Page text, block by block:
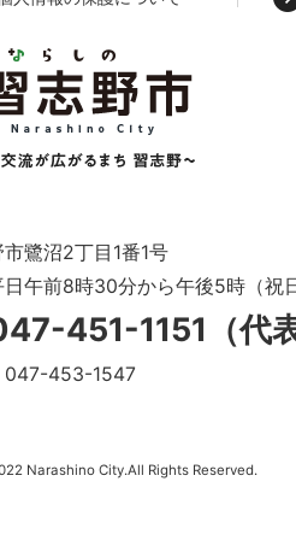
鷺沼2丁目1番1号
午前8時30分から午後5時（祝
451-1151（代表
047-453-1547
Narashino City.All Rights Reserved.